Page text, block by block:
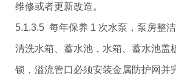
维修或者更新改造。
5.1.3.5 每年保养 1 次水泵，泵房整
清洗水箱、蓄水池，水箱、蓄水池盖
锁，溢流管口必须安装金属防护网并